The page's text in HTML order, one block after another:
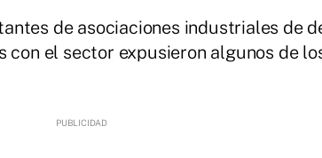
de asociaciones industriales de
con el sector expusieron algunos de